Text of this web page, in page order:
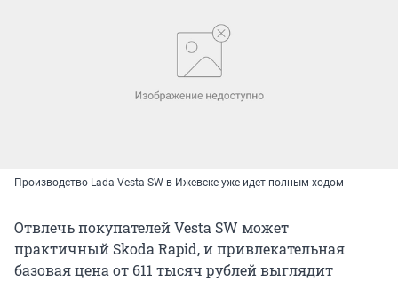
Производство Lada Vesta SW в Ижевске уже идет полным ходом
Отвлечь покупателей Vesta SW может
практичный Skoda Rapid, и привлекательная
базовая цена от 611 тысяч рублей выглядит